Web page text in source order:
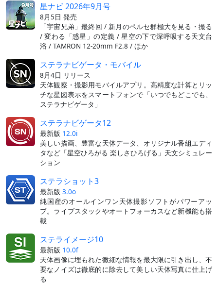
星ナビ 2026年9月号
8月5日 発売
「宇宙兄弟」最終回 / 新月のペルセ群極大を見る・撮る
/ 変わる「惑星」の定義 / 星空の下で深呼吸する天文台
浴 / TAMRON 12-20mm F2.8 / ほか
ステラナビゲータ・モバイル
8月4日 リリース
天体観察・撮影用モバイルアプリ。高精度な計算とリッ
チな星図表示をスマートフォンで「いつでもどこでも、
ステラナビゲータ」
ステラナビゲータ12
最新版 12.0i
美しい描画、豊富な天体データ、オリジナル番組エディ
タなど「星空ひろがる 楽しさひろげる」天文シミュレー
ション
ステラショット3
最新版 3.0o
純国産のオールインワン天体撮影ソフトがパワーアッ
プ。ライブスタックやオートフォーカスなど新機能も搭
載
ステライメージ10
最新版 10.0f
天体画像に埋もれた微細な情報を最大限に引き出し、不
要なノイズは徹底的に除去して美しい天体写真に仕上げ
る